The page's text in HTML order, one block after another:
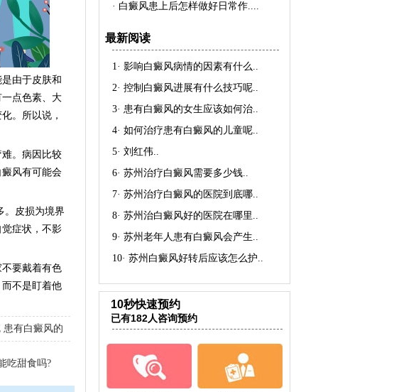
由于皮肤和
点色素、大
。所以说，
。病因比较
风有可能会
。皮损为境界
症状，不影
要戴着有色
不是盯着他
患有白癜风的
吃甜食吗?
· 白癜风患上后怎样做好日常作....
最新阅读
1· 影响白癜风病情的因素有什么..
2· 控制白癜风进展有什么技巧呢..
3· 患有白癜风的女生应该如何治..
4· 如何治疗患有白癜风的儿童呢..
5· 刘红伟..
6· 苏州治疗白癜风需要多少钱..
7· 苏州治疗白癜风的医院到底哪..
8· 苏州治白癜风好的医院在哪里 ..
9· 苏州老年人患有白癜风会产生..
10· 苏州白癜风好转后应该怎么护..
10秒快速预约
已有182人咨询预约